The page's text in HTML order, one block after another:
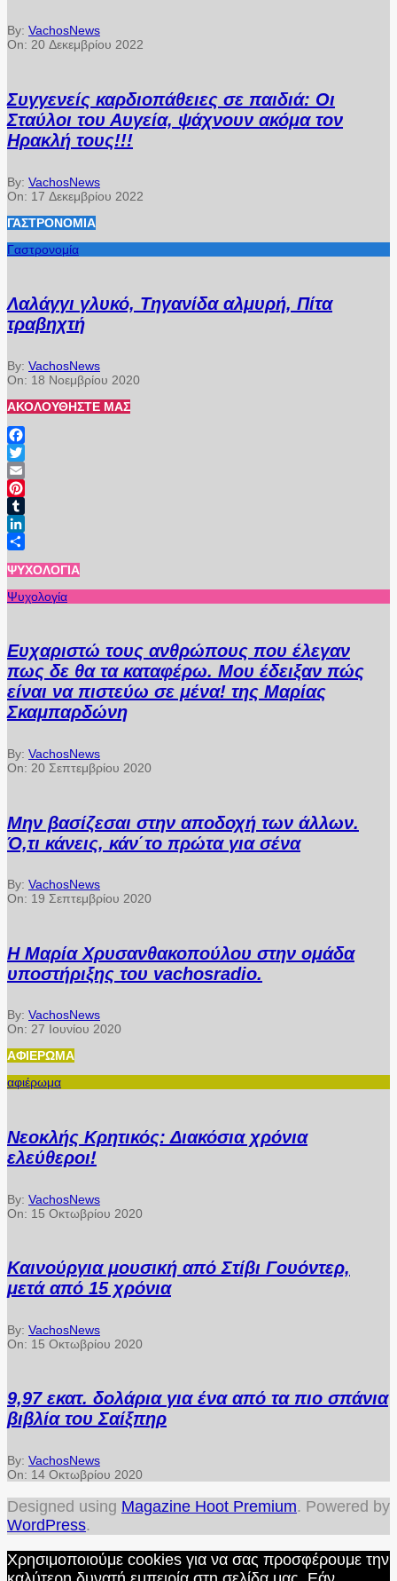
By: VachosNews
On: 20 Δεκεμβρίου 2022
Συγγενείς καρδιοπάθειες σε παιδιά: Οι
Σταύλοι του Αυγεία, ψάχνουν ακόμα τον
Ηρακλή τους!!!
By: VachosNews
On: 17 Δεκεμβρίου 2022
ΓΑΣΤΡΟΝΟΜΊΑ
Γαστρονομία
Λαλάγγι γλυκό, Τηγανίδα αλμυρή, Πίτα
τραβηχτή
By: VachosNews
On: 18 Νοεμβρίου 2020
ΑΚΟΛΟΥΘΉΣΤΕ ΜΑΣ
Facebook
Twitter
Email
Pinterest
Tumblr
LinkedIn
ΨΥΧΟΛΟΓΊΑ
Ψυχολογία
Ευχαριστώ τους ανθρώπους που έλεγαν
πως δε θα τα καταφέρω. Μου έδειξαν πώς
είναι να πιστεύω σε μένα! της Μαρίας
Σκαμπαρδώνη
By: VachosNews
On: 20 Σεπτεμβρίου 2020
Μην βασίζεσαι στην αποδοχή των άλλων.
Ό,τι κάνεις, κάν΄το πρώτα για σένα
By: VachosNews
On: 19 Σεπτεμβρίου 2020
Η Μαρία Χρυσανθακοπούλου στην ομάδα
υποστήριξης του vachosradio.
By: VachosNews
On: 27 Ιουνίου 2020
ΑΦΙΈΡΩΜΑ
αφιέρωμα
Νεοκλής Κρητικός: Διακόσια χρόνια
ελεύθεροι!
By: VachosNews
On: 15 Οκτωβρίου 2020
Καινούργια μουσική από Στίβι Γουόντερ,
μετά από 15 χρόνια
By: VachosNews
On: 15 Οκτωβρίου 2020
9,97 εκατ. δολάρια για ένα από τα πιο σπάνια
βιβλία του Σαίξπηρ
By: VachosNews
On: 14 Οκτωβρίου 2020
Designed using Magazine Hoot Premium. Powered by
WordPress.
Χρησιμοποιούμε cookies για να σας προσφέρουμε την